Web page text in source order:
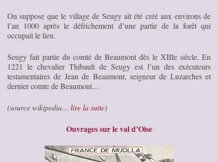
On suppose que le village de Seugy ait été créé aux environs de
l’an 1000 après le défrichement d’une partie de la forêt qui
occupait le lieu.
Seugy fait partie du comté de Beaumont dès le XIIIe siècle. En
1221 le chevalier Thibault de Seugy est l’un des exécuteurs
testamentaires de Jean de Beaumont, seigneur de Luzarches et
dernier comte de Beaumont…
(source wikipedia… lire la suite)
Ouvrages sur le val d’Oise